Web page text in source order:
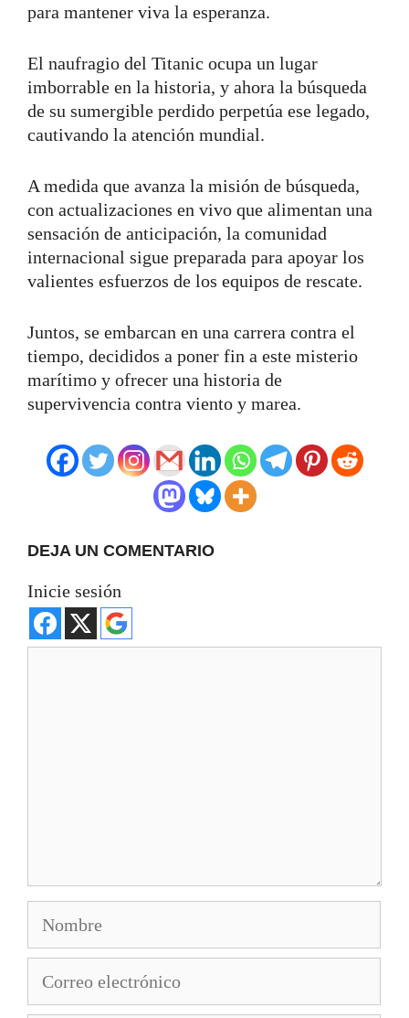
para mantener viva la esperanza.
El naufragio del Titanic ocupa un lugar
imborrable en la historia, y ahora la búsqueda
de su sumergible perdido perpetúa ese legado,
cautivando la atención mundial.
A medida que avanza la misión de búsqueda,
con actualizaciones en vivo que alimentan una
sensación de anticipación, la comunidad
internacional sigue preparada para apoyar los
valientes esfuerzos de los equipos de rescate.
Juntos, se embarcan en una carrera contra el
tiempo, decididos a poner fin a este misterio
marítimo y ofrecer una historia de
supervivencia contra viento y marea.
DEJA UN COMENTARIO
Inicie sesión
electrónico